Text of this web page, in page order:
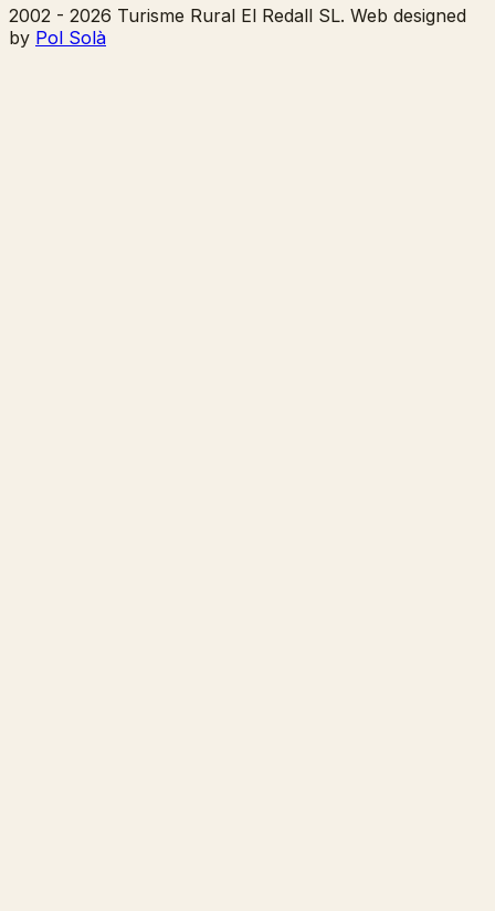
2002 - 2026 Turisme Rural El Redall SL. Web designed
by Pol Solà